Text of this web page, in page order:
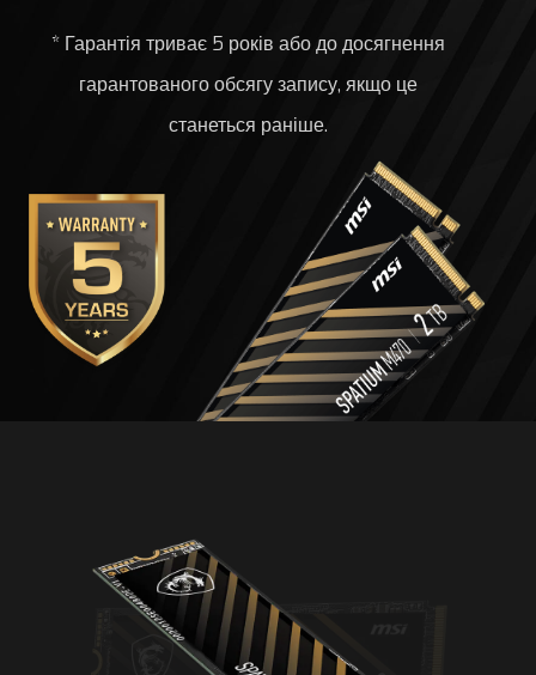
* Гарантія триває 5 років або до досягнення
гарантованого обсягу запису, якщо це
станеться раніше.